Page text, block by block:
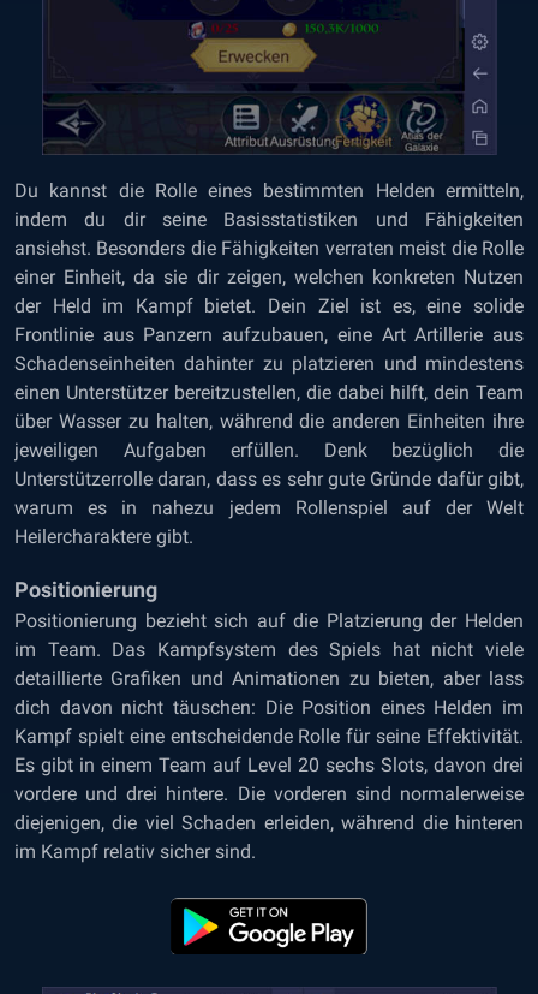
Du kannst die Rolle eines bestimmten Helden ermitteln,
indem du dir seine Basisstatistiken und Fähigkeiten
ansiehst. Besonders die Fähigkeiten verraten meist die Rolle
einer Einheit, da sie dir zeigen, welchen konkreten Nutzen
der Held im Kampf bietet. Dein Ziel ist es, eine solide
Frontlinie aus Panzern aufzubauen, eine Art Artillerie aus
Schadenseinheiten dahinter zu platzieren und mindestens
einen Unterstützer bereitzustellen, die dabei hilft, dein Team
über Wasser zu halten, während die anderen Einheiten ihre
jeweiligen Aufgaben erfüllen. Denk bezüglich die
Unterstützerrolle daran, dass es sehr gute Gründe dafür gibt,
warum es in nahezu jedem Rollenspiel auf der Welt
Heilercharaktere gibt.
Positionierung
Positionierung bezieht sich auf die Platzierung der Helden
im Team. Das Kampfsystem des Spiels hat nicht viele
detaillierte Grafiken und Animationen zu bieten, aber lass
dich davon nicht täuschen: Die Position eines Helden im
Kampf spielt eine entscheidende Rolle für seine Effektivität.
Es gibt in einem Team auf Level 20 sechs Slots, davon drei
vordere und drei hintere. Die vorderen sind normalerweise
diejenigen, die viel Schaden erleiden, während die hinteren
im Kampf relativ sicher sind.